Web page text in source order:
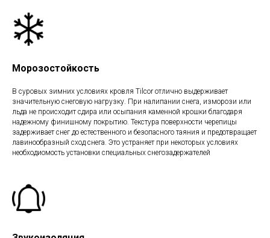
Морозостойкость
В суровых зимних условиях кровля Tilcor отлично выдерживает
значительную снеговую нагрузку. При налипании снега, изморози или
льда не происходит сдира или осыпания каменной крошки благодаря
надежному финишному покрытию. Текстура поверхности черепицы
задерживает снег до естественного и безопасного таяния и предотвращает
лавинообразный сход снега. Это устраняет при некоторых условиях
необходиомость установки специальных снегозадержателей